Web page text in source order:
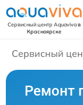
Сервисный центр Aquavivaв
Красноярске
Сервисный
Ремонт